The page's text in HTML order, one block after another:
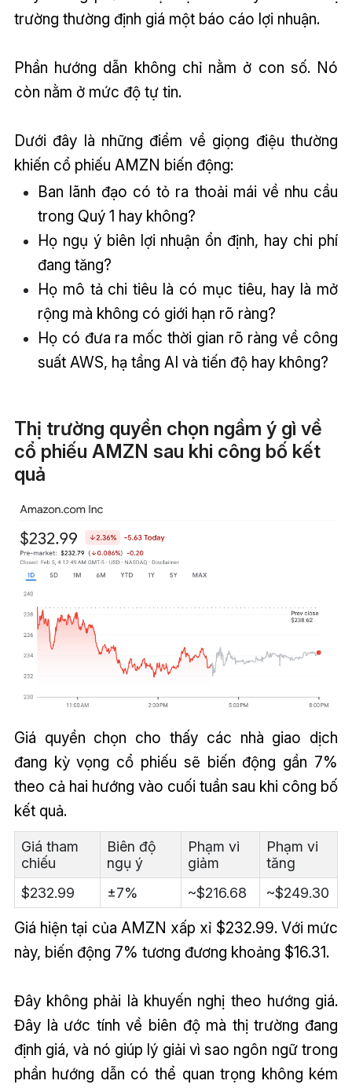
trường thường định giá một báo cáo lợi nhuận.
Phần hướng dẫn không chỉ nằm ở con số. Nó
còn nằm ở mức độ tự tin.
Dưới đây là những điểm về giọng điệu thường
khiến cổ phiếu AMZN biến động:
Ban lãnh đạo có tỏ ra thoải mái về nhu cầu
trong Quý 1 hay không?
Họ ngụ ý biên lợi nhuận ổn định, hay chi phí
đang tăng?
Họ mô tả chi tiêu là có mục tiêu, hay là mở
rộng mà không có giới hạn rõ ràng?
Họ có đưa ra mốc thời gian rõ ràng về công
suất AWS, hạ tầng AI và tiến độ hay không?
Thị trường quyền chọn ngầm ý gì về
cổ phiếu AMZN sau khi công bố kết
quả
Giá quyền chọn cho thấy các nhà giao dịch
đang kỳ vọng cổ phiếu sẽ biến động gần 7%
theo cả hai hướng vào cuối tuần sau khi công bố
kết quả.
Giá tham
chiếu
Biên độ
ngụ ý
Phạm vi
giảm
Phạm vi
tăng
$232.99
±7% ~$216.68 ~$249.30
Giá hiện tại của AMZN xấp xỉ $232.99. Với mức
này, biến động 7% tương đương khoảng $16.31.
Đây không phải là khuyến nghị theo hướng giá.
Đây là ước tính về biên độ mà thị trường đang
định giá, và nó giúp lý giải vì sao ngôn ngữ trong
phần hướng dẫn có thể quan trọng không kém